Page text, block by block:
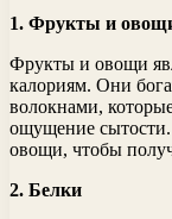
1. Фрукты и
Фрукты и овощи
калориям. Они
волокнами,
ощущение
овощи, чтобы
2. Белки